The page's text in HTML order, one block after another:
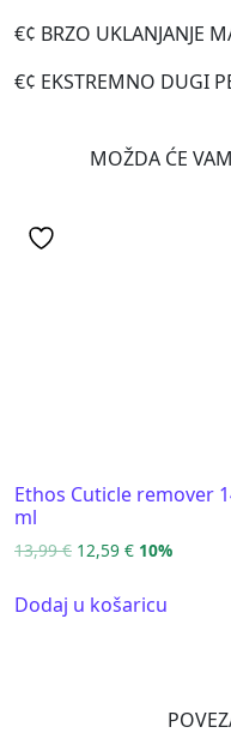
€¢ BRZO UKLANJANJE
€¢ EKSTREMNO DUGI
MOŽDA ĆE
Ethos Cuticle remover
ml
13,99€ 12,59 € 10%
Dodaj u košaricu